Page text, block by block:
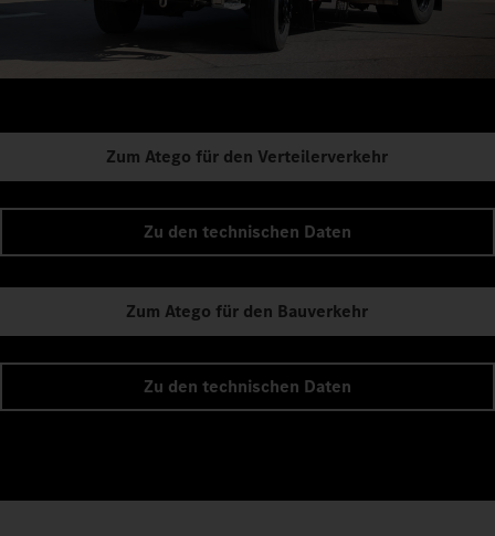
Zum Atego für den Verteilerverkehr
Zu den technischen Daten
Zum Atego für den Bauverkehr
Zu den technischen Daten